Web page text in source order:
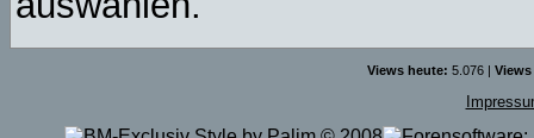
Views heute: 5.076 |